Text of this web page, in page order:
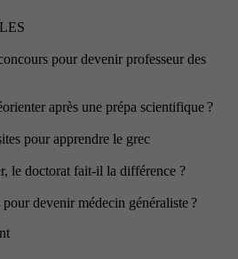
pour devenir professeur des
après une prépa scientifique ?
pour apprendre le grec
le doctorat fait-il la différence ?
devenir médecin généraliste ?